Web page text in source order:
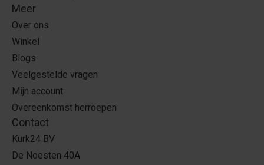
Meer
Over ons
Winkel
Blogs
Veelgestelde vragen
Mijn account
Overeenkomst herroepen
Contact
Kurk24 BV
De Noesten 40A